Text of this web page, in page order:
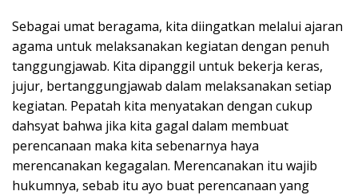
Sebagai umat beragama, kita diingatkan melalui ajaran
agama untuk melaksanakan kegiatan dengan penuh
tanggungjawab. Kita dipanggil untuk bekerja keras,
jujur, bertanggungjawab dalam melaksanakan setiap
kegiatan. Pepatah kita menyatakan dengan cukup
dahsyat bahwa jika kita gagal dalam membuat
perencanaan maka kita sebenarnya haya
merencanakan kegagalan. Merencanakan itu wajib
hukumnya, sebab itu ayo buat perencanaan yang